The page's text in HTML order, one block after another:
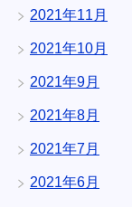
2021年11月
2021年10月
2021年9月
2021年8月
2021年7月
2021年6月